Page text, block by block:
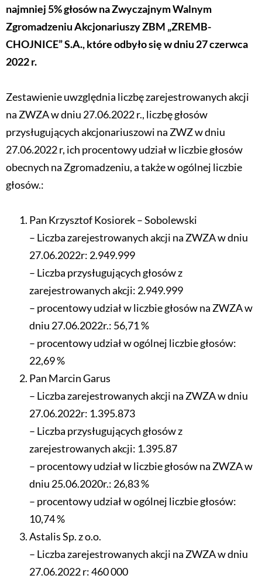
najmniej 5% głosów na Zwyczajnym Walnym
Zgromadzeniu Akcjonariuszy ZBM „ZREMB-
CHOJNICE” S.A., które odbyło się w dniu 27 czerwca
2022 r.
Zestawienie uwzględnia liczbę zarejestrowanych akcji
na ZWZA w dniu 27.06.2022 r., liczbę głosów
przysługujących akcjonariuszowi na ZWZ w dniu
27.06.2022 r, ich procentowy udział w liczbie głosów
obecnych na Zgromadzeniu, a także w ogólnej liczbie
głosów.:
Pan Krzysztof Kosiorek – Sobolewski
– Liczba zarejestrowanych akcji na ZWZA w dniu
27.06.2022r: 2.949.999
– Liczba przysługujących głosów z
zarejestrowanych akcji: 2.949.999
– procentowy udział w liczbie głosów na ZWZA w
dniu 27.06.2022r.: 56,71 %
– procentowy udział w ogólnej liczbie głosów:
22,69 %
Pan Marcin Garus
– Liczba zarejestrowanych akcji na ZWZA w dniu
27.06.2022r: 1.395.873
– Liczba przysługujących głosów z
zarejestrowanych akcji: 1.395.87
– procentowy udział w liczbie głosów na ZWZA w
dniu 25.06.2020r.: 26,83 %
– procentowy udział w ogólnej liczbie głosów:
10,74 %
Astalis Sp. z o.o.
– Liczba zarejestrowanych akcji na ZWZA w dniu
27.06.2022 r: 460 000